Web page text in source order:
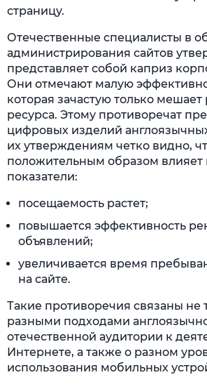
страницу.
Отечественные специалисты в
администрирования сайтов
представляет собой каприз
Они отмечают малую
которая зачастую только
ресурса. Этому противоречат
цифровых изделий
их утверждениям четко видно,
положительным образом
показатели:
посещаемость растет;
повышается эффективность
объявлений;
увеличивается время
на сайте.
Такие противоречия связаны не
разными подходами
отечественной аудитории к
Интернете, а также о разном
использования мобильных